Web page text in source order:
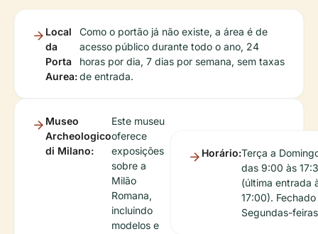
Local
da
Porta
Aurea:
Como o portão já não existe, a área é de
acesso público durante todo o ano, 24
horas por dia, 7 dias por semana, sem taxas
de entrada.
Museo
Archeologico
di Milano:
Este museu
oferece
exposições
sobre a
Milão
Romana,
incluindo
modelos e
Horário:Terça a
das 9:00 às
(última entrada
17:00). Fechado
Segundas-